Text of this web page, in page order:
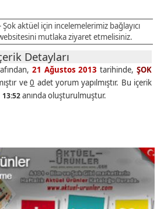
aktüel için incelemelerimiz bağlayıcı
mutlaka ziyaret etmelisiniz.
Detayları
21 Ağustos 2013 tarihinde,ŞOK
ve0 adet yorum yapılmıştır. Bu içerik
anında oluşturulmuştur.